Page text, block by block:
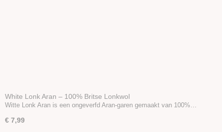
White Lonk Aran – 100% Britse Lonkwol
Witte Lonk Aran is een ongeverfd Aran-garen gemaakt van 100%…
€ 7,99